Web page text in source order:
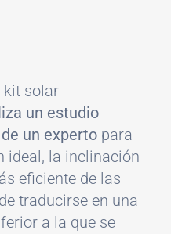
kit solar
un estudio
un experto para
ideal, la inclinación
eficiente de las
traducirse en una
a la que se